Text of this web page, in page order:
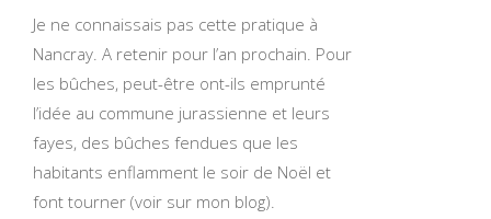
Je ne connaissais pas cette pratique à
Nancray. A retenir pour l’an prochain. Pour
les bûches, peut-être ont-ils emprunté
l’idée au commune jurassienne et leurs
fayes, des bûches fendues que les
habitants enflamment le soir de Noël et
font tourner (voir sur mon blog).